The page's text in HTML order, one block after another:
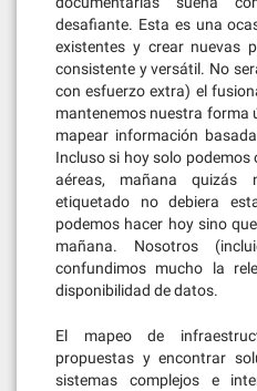
desafiante. Esta es una
existentes y crear nuevas
consistente y versátil. No
con esfuerzo extra) el
mantenemos nuestra forma
mapear información
Incluso si hoy solo
aéreas, mañana quizás
etiquetado no debiera
podemos hacer hoy sino
mañana. Nosotros
confundimos mucho la
disponibilidad de datos.
El mapeo de
propuestas y encontrar
sistemas complejos e